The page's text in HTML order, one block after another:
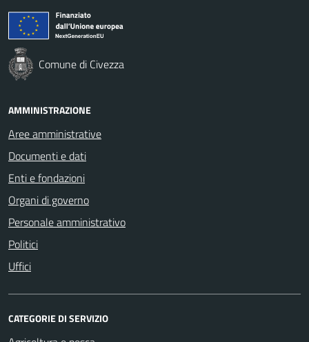
Comune di Civezza
AMMINISTRAZIONE
Aree amministrative
Documenti e dati
Enti e fondazioni
Organi di governo
Personale amministrativo
Politici
Uffici
CATEGORIE DI SERVIZIO